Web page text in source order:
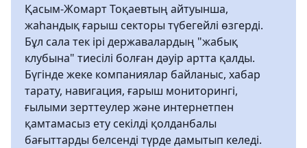
Қасым-Жомарт Тоқаевтың айтуынша,
жаһандық ғарыш секторы түбегейлі өзгерді.
Бұл сала тек ірі державалардың "жабық
клубына" тиесілі болған дәуір артта қалды.
Бүгінде жеке компаниялар байланыс, хабар
тарату, навигация, ғарыш мониторингі,
ғылыми зерттеулер және интернетпен
қамтамасыз ету секілді қолданбалы
бағыттарды белсенді түрде дамытып келеді.